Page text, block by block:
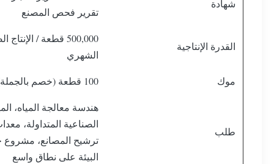
شهادة
تقرير فحص المصنع
القدرة الإنتاجية
500,000 قطعة /
الشهري
موك 100 قطعة (خصم بالجملة)
طلب
هندسة معالجة المياه،
الصناعية المتداولة،
ترشيح المصانع، مشروع
البيئة على نطاق واسع